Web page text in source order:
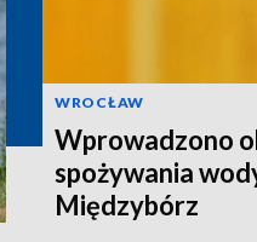
WROCŁAW
Wprowadzono
spożywania
Międzybórz